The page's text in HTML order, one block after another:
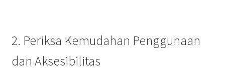
2. Periksa Kemudahan Penggunaan
dan Aksesibilitas